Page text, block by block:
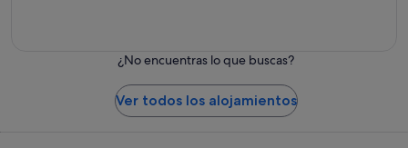
¿No encuentras lo que buscas?
Ver todos los alojamientos